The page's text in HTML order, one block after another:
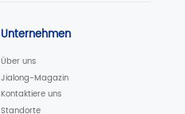
Unternehmen
Über uns
Jialong-Magazin
Kontaktiere uns
Standorte